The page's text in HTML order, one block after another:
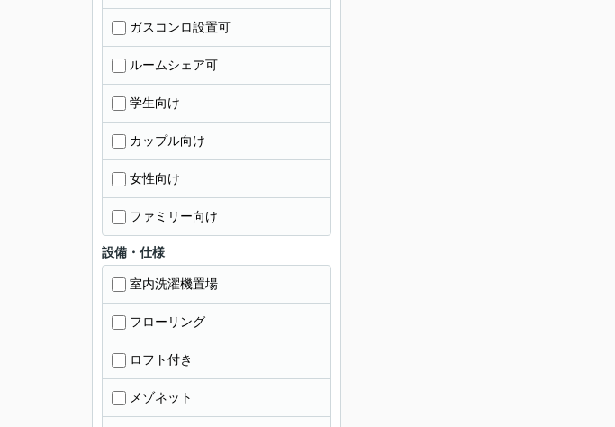
ガスコンロ設置可
ルームシェア可
学生向け
カップル向け
女性向け
ファミリー向け
設備・仕様
室内洗濯機置場
フローリング
ロフト付き
メゾネット